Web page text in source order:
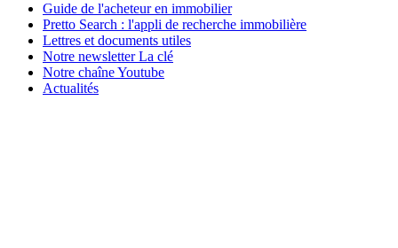
Guide de l'acheteur en immobilier
Pretto Search : l'appli de recherche immobilière
Lettres et documents utiles
Notre newsletter La clé
Notre chaîne Youtube
Actualités